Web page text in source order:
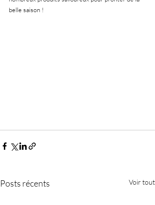
belle saison !
Posts récents Voir tout